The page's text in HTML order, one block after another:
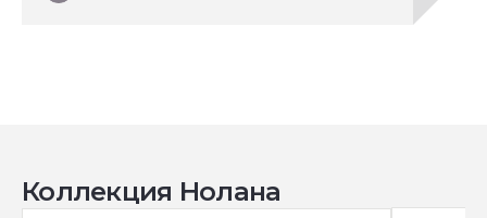
Коллекция Нолана